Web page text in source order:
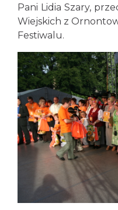
Pani Lidia Szary,
Wiejskich z
Festiwalu.